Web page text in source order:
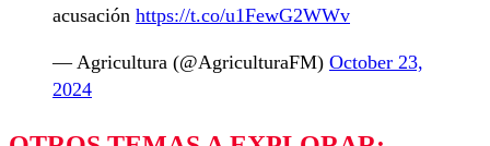
acusación https://t.co/u1FewG2WWv
— Agricultura (@AgriculturaFM) October 23,
2024